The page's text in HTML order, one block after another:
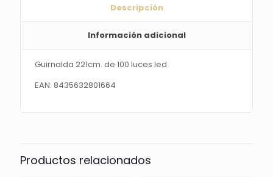
Descripción
Información adicional
Guirnalda 221cm. de 100 luces led
EAN: 8435632801664
Productos relacionados